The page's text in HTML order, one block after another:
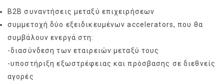
B2B συναντήσεις μεταξύ επιχειρήσεων
συμμετοχή δύο εξειδικευμένων accelerators, που θα
συμβάλουν ενεργά στη:
-διασύνδεση των εταιρειών μεταξύ τους
-υποστήριξη εξωστρέφειας και πρόσβασης σε διεθνείς
αγορές